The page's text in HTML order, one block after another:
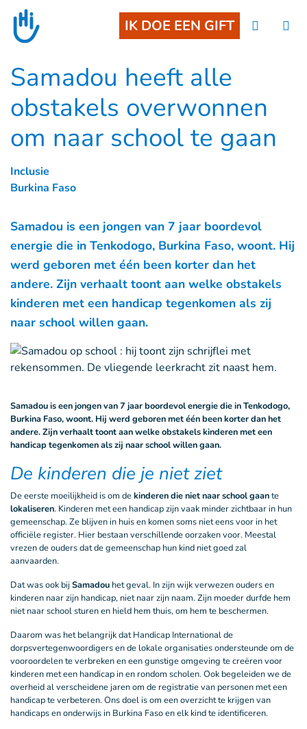
Goto main content
IK DOE EEN GIFT
Samadou heeft alle
obstakels overwonnen
om naar school te gaan
Inclusie
Burkina Faso
Samadou is een jongen van 7 jaar boordevol
energie die in Tenkodogo, Burkina Faso, woont. Hij
werd geboren met één been korter dan het
andere. Zijn verhaalt toont aan welke obstakels
kinderen met een handicap tegenkomen als zij
naar school willen gaan.
Samadou is een jongen van 7 jaar boordevol energie die in Tenkodogo,
Burkina Faso, woont. Hij werd geboren met één been korter dan het
andere. Zijn verhaalt toont aan welke obstakels kinderen met een
handicap tegenkomen als zij naar school willen gaan.
De kinderen die je niet ziet
De eerste moeilijkheid is om dekinderen die niet naar school gaante
lokaliseren. Kinderen met een handicap zijn vaak minder zichtbaar in hun
gemeenschap. Ze blijven in huis en komen soms niet eens voor in het
officiële register. Hier bestaan verschillende oorzaken voor. Meestal
vrezen de ouders dat de gemeenschap hun kind niet goed zal
aanvaarden.
Dat was ook bij Samadou het geval. In zijn wijk verwezen ouders en
kinderen naar zijn handicap, niet naar zijn naam. Zijn moeder durfde hem
niet naar school sturen en hield hem thuis, om hem te beschermen.
Daarom was het belangrijk dat Handicap International de
dorpsvertegenwoordigers en de lokale organisaties ondersteunde om de
vooroordelen te verbreken en een gunstige omgeving te creëren voor
kinderen met een handicap in en rondom scholen. Ook begeleiden we de
overheid al verscheidene jaren om de registratie van personen met een
handicap te verbeteren. Ons doel is om een overzicht te krijgen van
handicaps en onderwijs in Burkina Faso en elk kind te identificeren.